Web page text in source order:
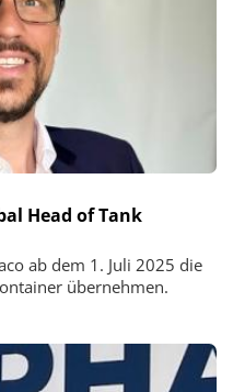
Head of Tank
ab dem 1. Juli 2025 die
übernehmen.